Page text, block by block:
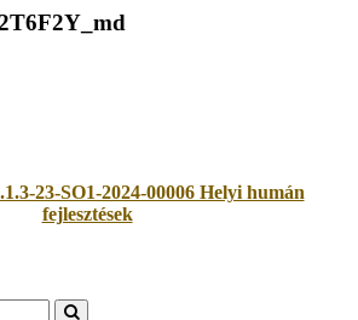
23-SO1-2024-00006 Helyi humán
fejlesztések